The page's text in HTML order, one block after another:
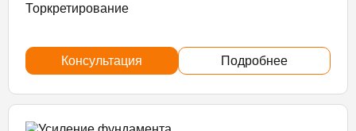
Торкретирование
Консультация Подробнее